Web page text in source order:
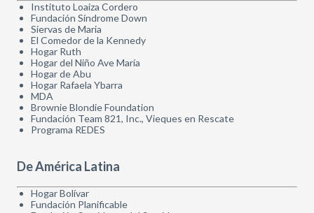
Instituto Loaiza Cordero
Fundación Síndrome Down
Siervas de Maria
El Comedor de la Kennedy
Hogar Ruth
Hogar del Niño Ave María
Hogar de Abu
Hogar Rafaela Ybarra
MDA
Brownie Blondie Foundation
Fundación Team 821, Inc., Vieques en Rescate
Programa REDES
De América Latina
Hogar Bolívar
Fundación Planificable